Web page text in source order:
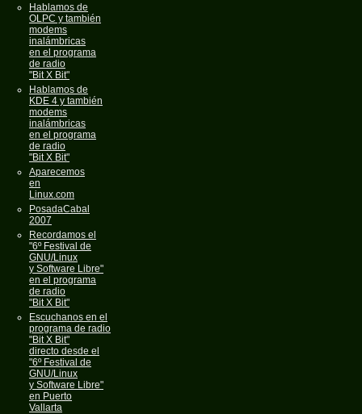
Hablamos de
OLPC y también
modems
inalámbricas
en el programa
de radio
"Bit X Bit"
Hablamos de
KDE 4 y también
modems
inalámbricas
en el programa
de radio
"Bit X Bit"
Aparecemos
en
Linux.com
PosadaCabal
2007
Recordamos el
"6º Festival de
GNU/Linux
y Software Libre"
en el programa
de radio
"Bit X Bit"
Escuchanos en el
programa de radio
"Bit X Bit"
directo desde el
"6º Festival de
GNU/Linux
y Software Libre"
en Puerto
Vallarta